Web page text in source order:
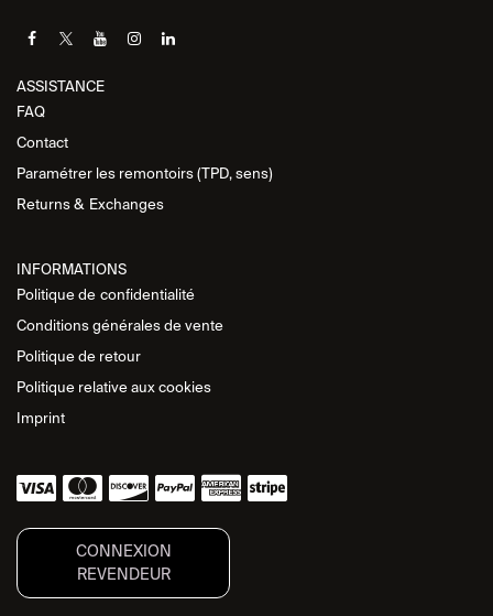
ASSISTANCE​
FAQ
Contact
Paramétrer les remontoirs (TPD, sens)
Returns & Exchanges
INFORMATIONS
Politique de confidentialité
Conditions générales de vente
Politique de retour
Politique relative aux cookies
Imprint
CONNEXION
REVENDEUR